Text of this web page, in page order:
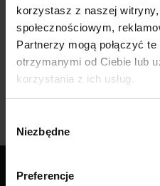
korzystasz z naszej
społecznościowym,
Partnerzy mogą połączyć
otrzymanymi od Ciebie lub
korzystania z ich usług.
zgody
Niezbędne
Preferencje
4,380.00zł